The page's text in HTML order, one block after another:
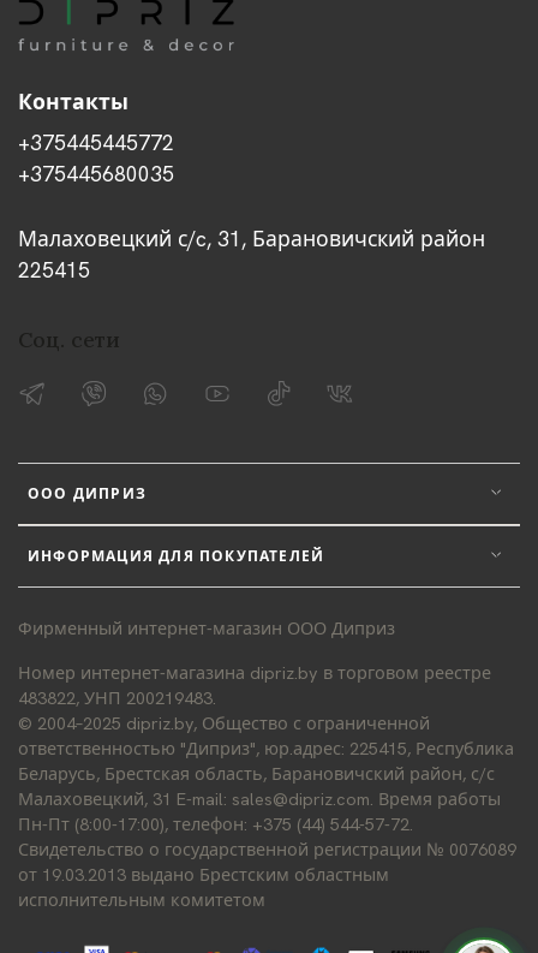
ООО ДИПРИЗ
ИНФОРМАЦИЯ ДЛЯ ПОКУПАТЕЛЕЙ
Контакты
+375445445772
+375445680035
Малаховецкий с/c, 31, Барановичский район
225415
Соц. сети
Фирменный интернет-магазин ООО Диприз
Номер интернет-магазина dipriz.by в торговом реестре
483822, УНП 200219483.
© 2004–2025 dipriz.by, Общество с ограниченной
ответственностью "Диприз", юр.адрес: 225415, Республика
Беларусь, Брестская область, Барановичский район, с/с
Малаховецкий, 31 E-mail: sales@dipriz.com. Время работы
Пн-Пт (8:00-17:00), телефон: +375 (44) 544-57-72.
Свидетельство о государственной регистрации № 0076089
от 19.03.2013 выдано Брестским областным
исполнительным комитетом